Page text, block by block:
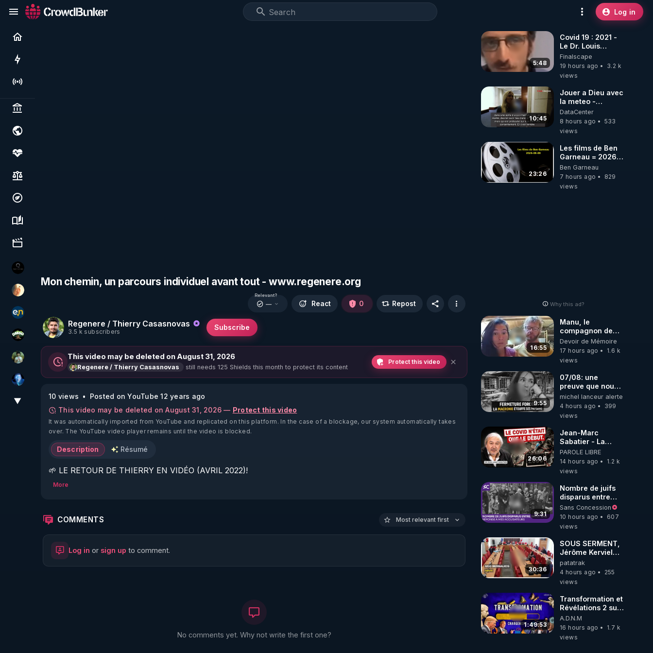
Log in
Live
Politics & institutions
Society, justice & freedoms
Economy, environment & technology
Science, history & spirituality
Culture, media & entertainment
La vérité
La Puce à l'oreille
essentiel.news
DMSO pour TOUS
Sonmi-877
AH2020
▼
Mon chemin, un parcours individuel avant tout - www.regenere.org
Regenere / Thierry Casasnovas
3.5 k subscribers
Subscribe
Relevant?
— React 0 Repost
This video may be deleted on August 31, 2026
Regenere / Thierry Casasnovas still needs 125 Shields this month to protect its content
Protect this video
10 views
Posted on YouTube 12 years ago
This video may be deleted on August 31, 2026 — Protect this video
It was automatically imported from YouTube and replicated on this platform. In the case of a blockage, our system automatically takes
over. The YouTube video player remains until the video is blocked.
Description Résumé
🌱 LE RETOUR DE THIERRY EN VIDÉO (AVRIL 2022)!
🌱 LE MAGAZINE RÉGÉNÈRE
http://rgnr.li/ymag
More
COMMENTS Most relevant first
Log in or sign up to comment.
No comments yet. Why not write the first one?
5:48
Covid 19 : 2021 -
Le Dr. Louis
Fouché renverse
le plateau de
CNews !
Finalscape
19 hours ago
3.2 k
views
10:45
Jouer a Dieu avec
la meteo -
Citoicitoyen
DataCenter
8 hours ago
533
views
23:26
Les films de Ben
Garneau = 2026-
08-08
Ben Garneau
7 hours ago
829
views
Why this ad?
16:55
Manu, le
compagnon de
Kyria, raconte sa
garde à vue
musclée.
Devoir de Mémoire
17 hours ago
1.6 k
views
9:55
07/08: une
preuve que nous
somme passé en
absurdie une
dictature qui veut
opposant !
michel lanceur alerte
4 hours ago
399
views
26:06
Jean-Marc
Sabatier - La
Covid-19 n'a été
que le début -
L'ARNm &
où auront-t-il ?
PAROLE LIBRE
14 hours ago
1.2 k
views
9:31
Nombre de juifs
disparus entre
1941 et 1945
(Réponse à mes
accusateurs)
Sans Concession
10 hours ago
607
views
30:36
SOUS SERMENT,
Jérôme Kerviel
balance tout à
l'Assemblée !
patatrak
4 hours ago
255
views
1:49:53
Transformation et
Révélations 2 sur
2 - live du
07/08/26
A.D.N.M
16 hours ago
1.7 k
views